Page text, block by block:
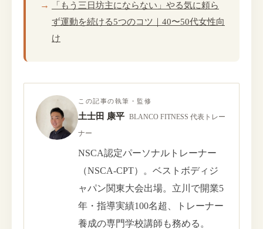
「もう三日坊主にならない」やる気に頼ら
ず運動を続ける5つのコツ｜40〜50代女性向
け
この記事の執筆・監修
土士田 康平 BLANCO FITNESS 代表トレー
ナー
NSCA認定パーソナルトレーナー
（NSCA-CPT）。ベストボディジ
ャパン関東大会出場。立川で開業5
年・指導実績100名超、トレーナー
養成の専門学校講師も務める。